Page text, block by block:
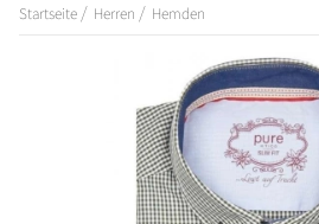
Startseite Herren Hemden